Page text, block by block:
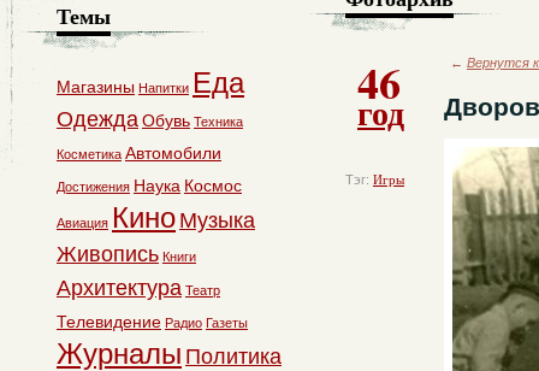
46
год
Тэг: Игры
← Вернутся
Темы
Магазины Напитки Еда
ОдеждаОбувь Техника
Косметика Автомобили
Достижения Наука Космос
Авиация Кино Музыка
Живопись Книги
Архитектура Театр
Телевидение Радио Газеты
Журналы Политика